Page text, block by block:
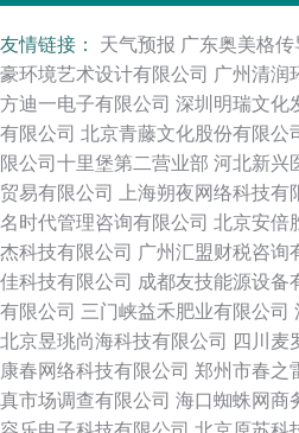
友情链接： 天气预报 广东奥美格
豪环境艺术设计有限公司 广州清润
方迪一电子有限公司 深圳明瑞文化
有限公司 北京青藤文化股份有限公
限公司十里堡第二营业部 河北新兴
贸易有限公司
上海朔夜网络科技有
名时代管理咨询有限公司 北京安倍
杰科技有限公司 广州汇盟财税咨询
佳科技有限公司 成都友技能源设备
有限公司 三门峡益禾肥业有限公司
北京昱珧尚海科技有限公司
四川麦
康春网络科技有限公司 郑州市春之
真市场调查有限公司 海口蜘蛛网商